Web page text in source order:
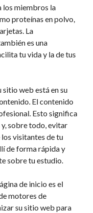
los miembros la
proteínas en polvo,
La
es una
tu vida y la de tus
sitio web está en su
El contenido
Esto significa
sobre todo, evitar
visitantes de tu
de forma rápida y
sobre tu estudio.
de inicio es el
motores de
su sitio web para